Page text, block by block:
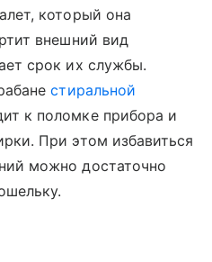
который она
внешний вид
срок их службы.
стиральной
к поломке прибора и
При этом избавиться
можно достаточно